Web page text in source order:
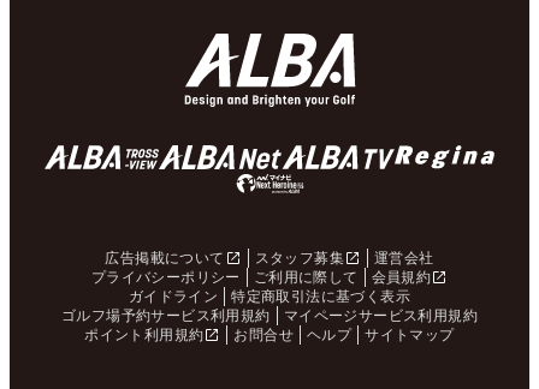
広告掲載について スタッフ募集
運営会社
プライバシーポリシー
ご利用に際して
会員規約
ガイドライン
特定商取引法に基づく表示
ゴルフ場予約サービス利用規約
マイページサービス利用規約
ポイント利用規約
お問合せ ヘルプ サイトマップ